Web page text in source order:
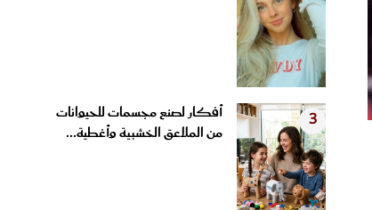
3
أفكار لصنع مجسمات للحيوانات
من الملاعق الخشبية وأغطية...